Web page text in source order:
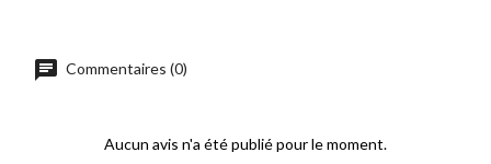
chat Commentaires (0)
Aucun avis n'a été publié pour le moment.